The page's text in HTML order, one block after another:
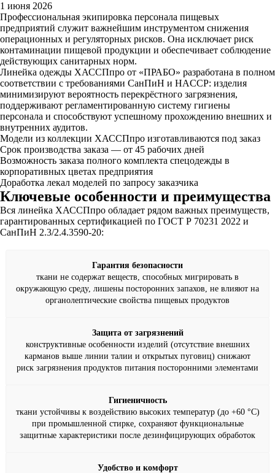
1 июня 2026
Профессиональная экипировка персонала пищевых
предприятий служит важнейшим инструментом снижения
операционных и регуляторных рисков. Она исключает риск
контаминации пищевой продукции и обеспечивает соблюдение
действующих санитарных норм.
Линейка одежды ХАССПпро от «ПРАБО» разработана в полном
соответствии с требованиями СанПиН и HACCP: изделия
минимизируют вероятность перекрёстного загрязнения,
поддерживают регламентированную систему гигиены
персонала и способствуют успешному прохождению внешних и
внутренних аудитов.
Модели из коллекции ХАССПпро изготавливаются под заказ
Срок производства заказа — от 45 рабочих дней
Возможность заказа полного комплекта спецодежды в
корпоративных цветах предприятия
Доработка лекал моделей по запросу заказчика
Ключевые особенности и преимущества
Вся линейка ХАССПпро обладает рядом важных преимуществ,
гарантированных сертификацией по ГОСТ Р 70231 2022 и
СанПиН 2.3/2.4.3590-20:
Гарантия безопасности
ткани не содержат веществ, способных мигрировать в
окружающую среду, лишены посторонних запахов, не влияют на
органолептические свойства пищевых продуктов
Защита от загрязнений
конструктивные особенности изделий (отсутствие внешних
карманов выше линии талии и открытых пуговиц) снижают
риск загрязнения продуктов питания посторонними элементами
Гигиеничность
ткани устойчивы к воздействию высоких температур (до +60 °C)
при промышленной стирке, сохраняют функциональные
защитные характеристики после дезинфицирующих обработок
Удобство и комфорт